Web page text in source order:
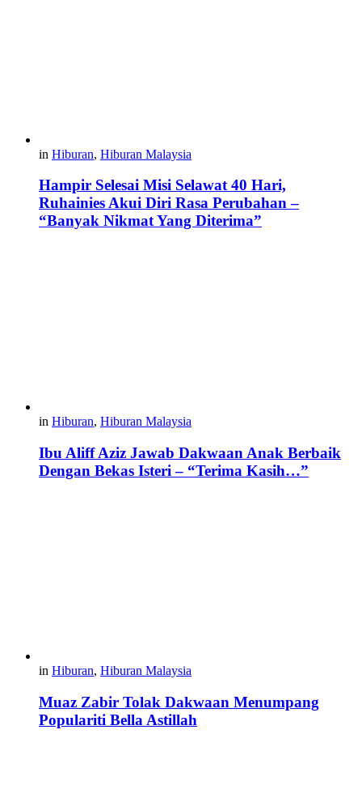
in Hiburan, Hiburan Malaysia
Hampir Selesai Misi Selawat 40 Hari,
Ruhainies Akui Diri Rasa Perubahan –
“Banyak Nikmat Yang Diterima”
in Hiburan, Hiburan Malaysia
Ibu Aliff Aziz Jawab Dakwaan Anak Berbaik
Dengan Bekas Isteri – “Terima Kasih…”
in Hiburan, Hiburan Malaysia
Muaz Zabir Tolak Dakwaan Menumpang
Populariti Bella Astillah